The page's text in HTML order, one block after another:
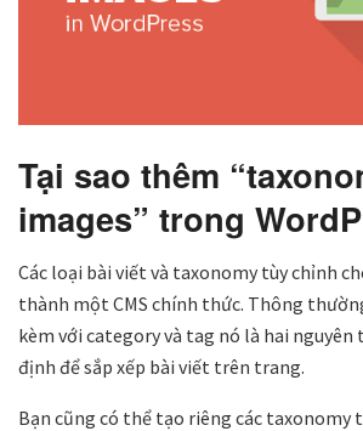
Tại sao thêm
images” trong
Các loại bài viết và taxonomy tùy chỉnh
thành một CMS chính thức. Thông
kèm với category và tag nó là hai nguyên
định để sắp xếp bài viết trên trang.
Bạn cũng có thể tạo riêng các taxonomy